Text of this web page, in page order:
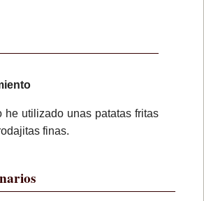
he utilizado unas patatas fritas
finas.